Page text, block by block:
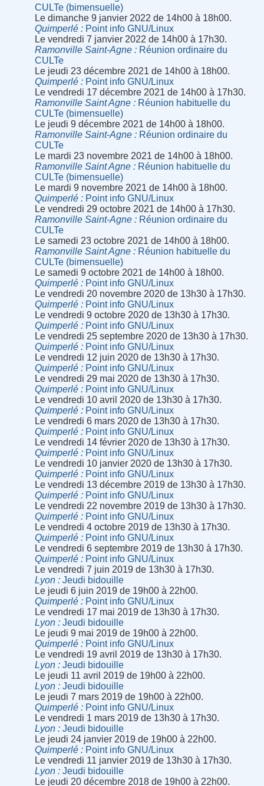
CULTe (bimensuelle)
Le dimanche 9 janvier 2022 de 14h00 à 18h00.
Quimperlé
Point info GNU/Linux
Le vendredi 7 janvier 2022 de 14h00 à 17h30.
Ramonville Saint-Agne
Réunion ordinaire du
CULTe
Le jeudi 23 décembre 2021 de 14h00 à 18h00.
Quimperlé
Point info GNU/Linux
Le vendredi 17 décembre 2021 de 14h00 à 17h30.
Ramonville Saint Agne
Réunion habituelle du
CULTe (bimensuelle)
Le jeudi 9 décembre 2021 de 14h00 à 18h00.
Ramonville Saint-Agne
Réunion ordinaire du
CULTe
Le mardi 23 novembre 2021 de 14h00 à 18h00.
Ramonville Saint Agne
Réunion habituelle du
CULTe (bimensuelle)
Le mardi 9 novembre 2021 de 14h00 à 18h00.
Quimperlé
Point info GNU/Linux
Le vendredi 29 octobre 2021 de 14h00 à 17h30.
Ramonville Saint-Agne
Réunion ordinaire du
CULTe
Le samedi 23 octobre 2021 de 14h00 à 18h00.
Ramonville Saint Agne
Réunion habituelle du
CULTe (bimensuelle)
Le samedi 9 octobre 2021 de 14h00 à 18h00.
Quimperlé
Point info GNU/Linux
Le vendredi 20 novembre 2020 de 13h30 à 17h30.
Quimperlé
Point info GNU/Linux
Le vendredi 9 octobre 2020 de 13h30 à 17h30.
Quimperlé
Point info GNU/Linux
Le vendredi 25 septembre 2020 de 13h30 à 17h30.
Quimperlé
Point info GNU/Linux
Le vendredi 12 juin 2020 de 13h30 à 17h30.
Quimperlé
Point info GNU/Linux
Le vendredi 29 mai 2020 de 13h30 à 17h30.
Quimperlé
Point info GNU/Linux
Le vendredi 10 avril 2020 de 13h30 à 17h30.
Quimperlé
Point info GNU/Linux
Le vendredi 6 mars 2020 de 13h30 à 17h30.
Quimperlé
Point info GNU/Linux
Le vendredi 14 février 2020 de 13h30 à 17h30.
Quimperlé
Point info GNU/Linux
Le vendredi 10 janvier 2020 de 13h30 à 17h30.
Quimperlé
Point info GNU/Linux
Le vendredi 13 décembre 2019 de 13h30 à 17h30.
Quimperlé
Point info GNU/Linux
Le vendredi 22 novembre 2019 de 13h30 à 17h30.
Quimperlé
Point info GNU/Linux
Le vendredi 4 octobre 2019 de 13h30 à 17h30.
Quimperlé
Point info GNU/Linux
Le vendredi 6 septembre 2019 de 13h30 à 17h30.
Quimperlé
Point info GNU/Linux
Le vendredi 7 juin 2019 de 13h30 à 17h30.
Lyon
Jeudi bidouille
Le jeudi 6 juin 2019 de 19h00 à 22h00.
Quimperlé
Point info GNU/Linux
Le vendredi 17 mai 2019 de 13h30 à 17h30.
Lyon
Jeudi bidouille
Le jeudi 9 mai 2019 de 19h00 à 22h00.
Quimperlé
Point info GNU/Linux
Le vendredi 19 avril 2019 de 13h30 à 17h30.
Lyon
Jeudi bidouille
Le jeudi 11 avril 2019 de 19h00 à 22h00.
Lyon
Jeudi bidouille
Le jeudi 7 mars 2019 de 19h00 à 22h00.
Quimperlé
Point info GNU/Linux
Le vendredi 1 mars 2019 de 13h30 à 17h30.
Lyon
Jeudi bidouille
Le jeudi 24 janvier 2019 de 19h00 à 22h00.
Quimperlé
Point info GNU/Linux
Le vendredi 11 janvier 2019 de 13h30 à 17h30.
Lyon
Jeudi bidouille
Le jeudi 20 décembre 2018 de 19h00 à 22h00.